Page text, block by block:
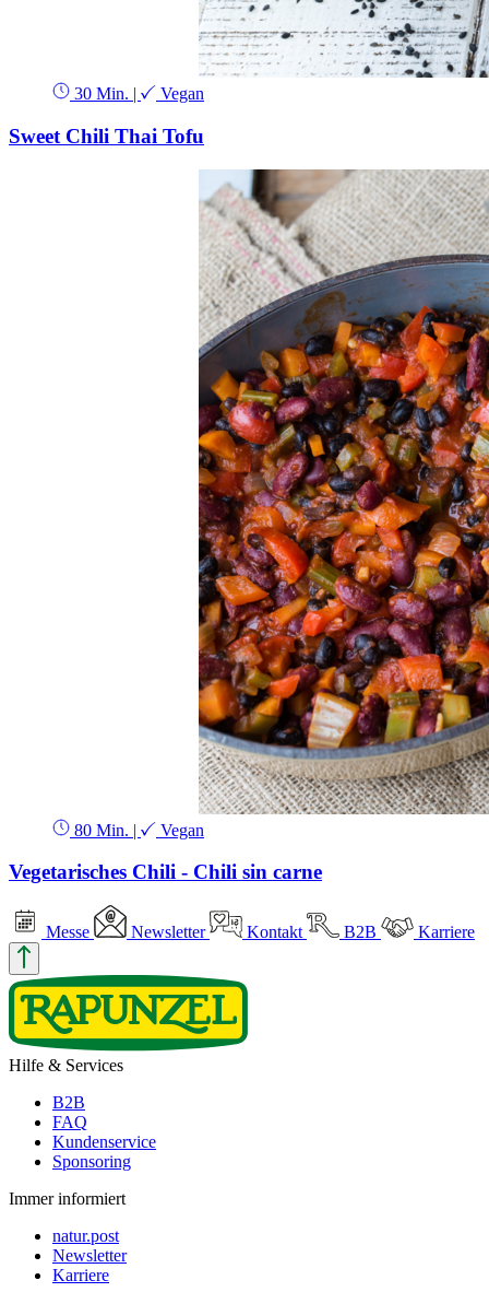
30 Min. | Vegan
Sweet Chili Thai Tofu
80 Min. | Vegan
Vegetarisches Chili - Chili sin carne
Messe Newsletter Kontakt B2B Karriere
Hilfe & Services
B2B
FAQ
Kundenservice
Sponsoring
Immer informiert
natur.post
Newsletter
Karriere